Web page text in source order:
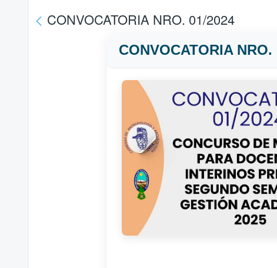
CONVOCATORIA NRO. 01/2024
CONVOCATORIA NRO.